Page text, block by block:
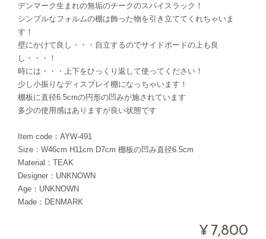
デンマーク生まれの無垢のチークのスパイスラック！
シンプルなフォルムの棚は飾った物を引き立ててくれちゃいま
す！
壁にかけて良し・・・自立するのでサイドボードの上も良
し・・・！
時には・・・上下をひっくり返して使ってください！
少し小振りなディスプレイ棚になっちゃいます！
棚板に直径6.5cmの円形の凹みが施されています
多少の使用感はありますが良い状態です
Item code：AYW-491
Size：W46cm H11cm D7cm 棚板の凹み直径6.5cm
Material：TEAK
Designer：UNKNOWN
Age：UNKNOWN
Made：DENMARK
¥7,800